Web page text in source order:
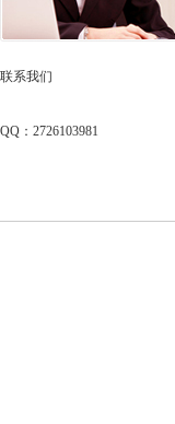
联系我们
QQ：2726103981